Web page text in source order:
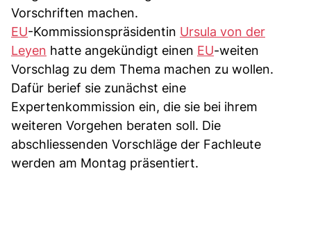
Vorschriften machen.
EU-Kommissionspräsidentin Ursula von der
Leyen hatte angekündigt einen EU-weiten
Vorschlag zu dem Thema machen zu wollen.
Dafür berief sie zunächst eine
Expertenkommission ein, die sie bei ihrem
weiteren Vorgehen beraten soll. Die
abschliessenden Vorschläge der Fachleute
werden am Montag präsentiert.